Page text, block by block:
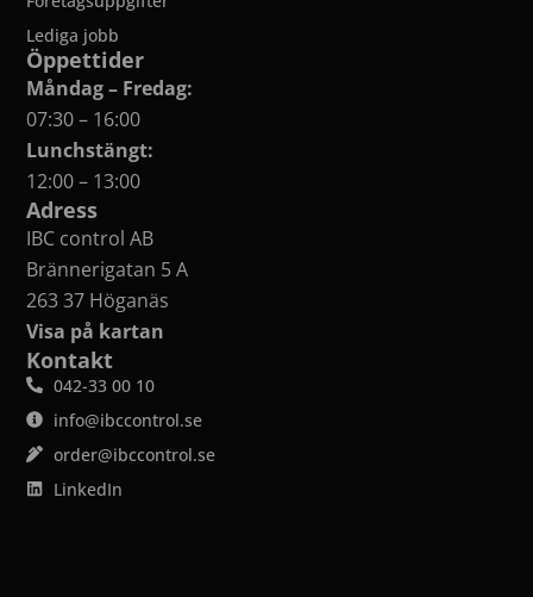
Lediga jobb
Öppettider
Måndag – Fredag:
07:30 – 16:00
Lunchstängt:
12:00 – 13:00
Adress
IBC control AB
Brännerigatan 5 A
263 37 Höganäs
Visa på kartan
Kontakt
042-33 00 10
info@ibccontrol.se
order@ibccontrol.se
LinkedIn